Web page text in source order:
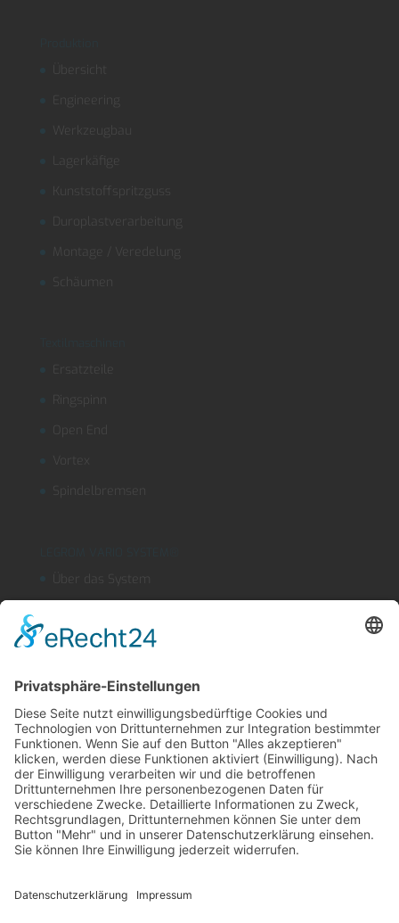
Übersicht
Engineering
Werkzeugbau
Lagerkäfige
Kunststoffspritzguss
Duroplastverarbeitung
Montage / Veredelung
Schäumen
Ersatzteile
Ringspinn
Open End
Vortex
Spindelbremsen
Über das System
Kühlmitteleinrichtungen
Sicherheitsblasdüse
Produktfinder
LEGROM Webshop
Datenschutz